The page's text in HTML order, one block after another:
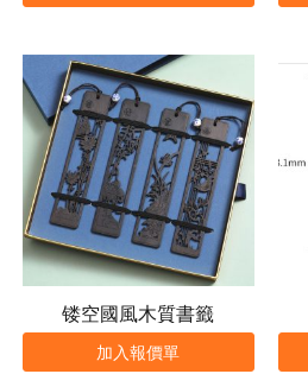
镂空國風木質書籤
加入報價單